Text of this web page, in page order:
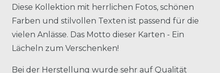
Diese Kollektion mit herrlichen Fotos, schönen
Farben und stilvollen Texten ist passend für die
vielen Anlässe. Das Motto dieser Karten - Ein
Lächeln zum Verschenken!
Bei der Herstellung wurde sehr auf Qualität